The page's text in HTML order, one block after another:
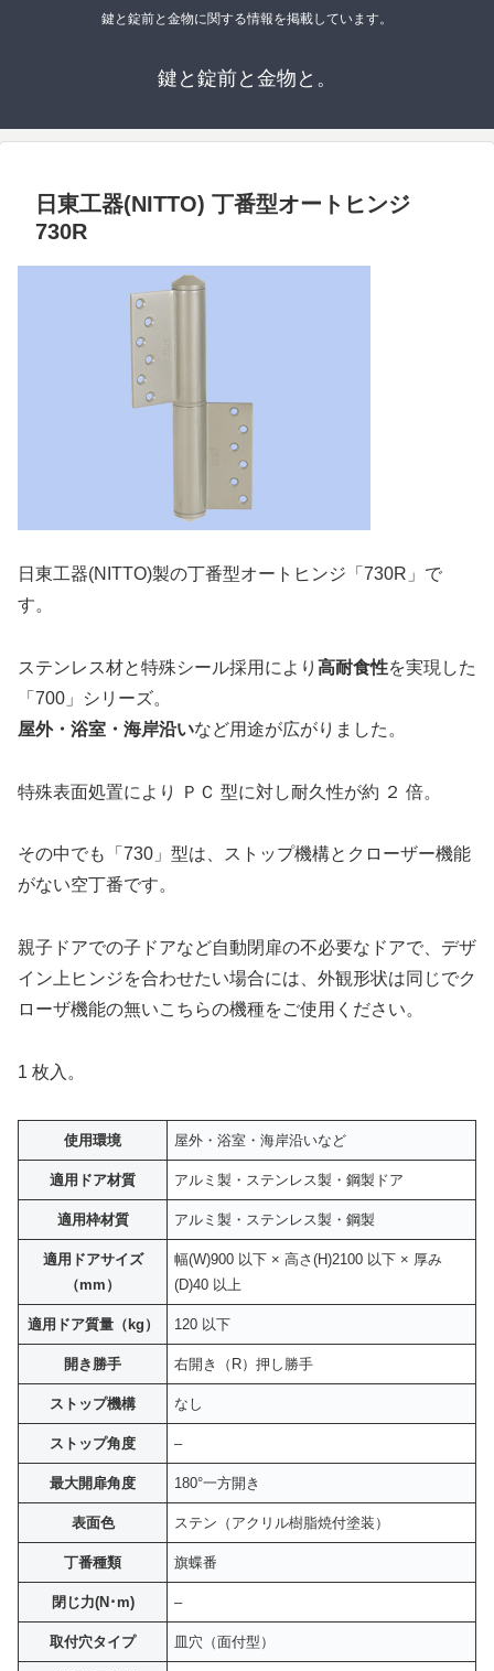
鍵と錠前と金物に関する情報を掲載しています。
鍵と錠前と金物と。
日東工器(NITTO) 丁番型オートヒンジ
730R
日東工器(NITTO)製の丁番型オートヒンジ「730R」で
す。
ステンレス材と特殊シール採用により 高耐食性を実現した
「700」シリーズ。
屋外・浴室・海岸沿いなど用途が広がりました。
特殊表面処置により ＰＣ 型に対し耐久性が約 ２ 倍。
その中でも「730」型は、ストップ機構とクローザー機能
がない空丁番です。
親子ドアでの子ドアなど自動閉扉の不必要なドアで、デザ
イン上ヒンジを合わせたい場合には、外観形状は同じでク
ローザ機能の無いこちらの機種をご使用ください。
1 枚入。
使用環境 屋外・浴室・海岸沿いなど
適用ドア材質 アルミ製・ステンレス製・鋼製ドア
適用枠材質 アルミ製・ステンレス製・鋼製
適用ドアサイズ
（mm）
幅(W)900 以下 × 高さ(H)2100 以下 × 厚み
(D)40 以上
適用ドア質量（kg） 120 以下
開き勝手 右開き（R）押し勝手
ストップ機構 なし
ストップ角度 –
最大開扉角度 180°一方開き
表面色 ステン（アクリル樹脂焼付塗装）
丁番種類 旗蝶番
閉じ力(N･m) –
取付穴タイプ 皿穴（面付型）